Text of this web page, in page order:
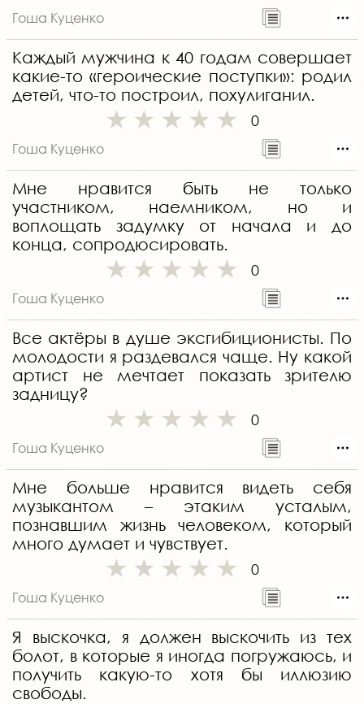
Гоша Куценко
Каждый мужчина к 40 годам совершает
какие-то «героические поступки»: родил
детей, что-то построил, похулиганил.
0
Гоша Куценко
Мне нравится быть не только
участником, наемником, но и
воплощать задумку от начала и до
конца, сопродюсировать.
0
Гоша Куценко
Все актёры в душе эксгибиционисты. По
молодости я раздевался чаще. Ну какой
артист не мечтает показать зрителю
задницу?
0
Гоша Куценко
Мне больше нравится видеть себя
музыкантом – этаким усталым,
познавшим жизнь человеком, который
много думает и чувствует.
0
Гоша Куценко
Я выскочка, я должен выскочить из тех
болот, в которые я иногда погружаюсь, и
получить какую-то хотя бы иллюзию
свободы.